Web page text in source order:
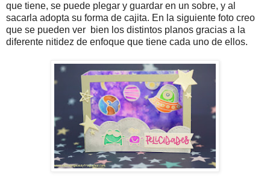
que tiene, se puede plegar y guardar en un sobre, y al
sacarla adopta su forma de cajita. En la siguiente foto creo
que se pueden ver bien los distintos planos gracias a la
diferente nitidez de enfoque que tiene cada uno de ellos.